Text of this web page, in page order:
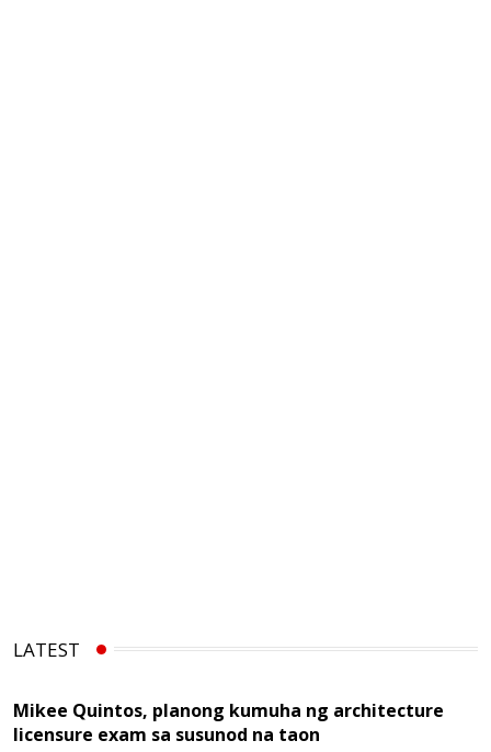
LATEST
Mikee Quintos, planong kumuha ng architecture
licensure exam sa susunod na taon